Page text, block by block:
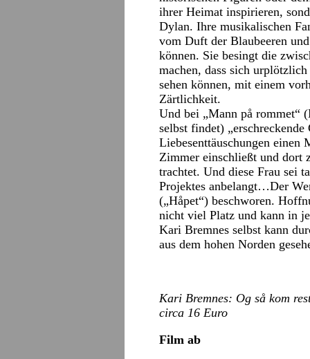
ihrer Heimat inspirieren,
Dylan. Ihre musikalischen
vom Duft der Blaubeeren
können. Sie besingt die
machen, dass sich
sehen können, mit einem
Zärtlichkeit.
Und bei „Mann på rommet“
selbst findet)
Liebesenttäuschungen
Zimmer einschließt und dort
trachtet. Und diese Frau sei
Projektes anbelangt…Der
(„Håpet“) beschworen.
nicht viel Platz und kann in
Kari Bremnes selbst kann
aus dem hohen Norden
Kari Bremnes: Og så kom
circa 16 Euro
Film ab